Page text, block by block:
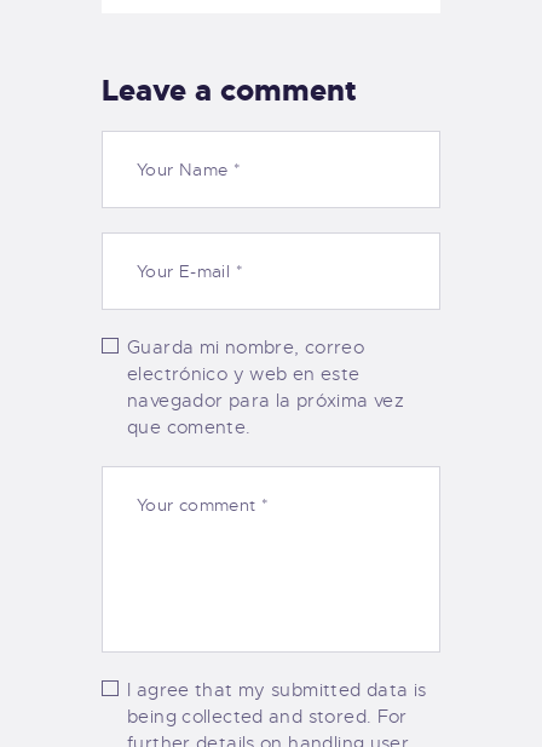
Leave a comment
Guarda mi nombre, correo
electrónico y web en este
navegador para la próxima vez
que comente.
I agree that my submitted data is
being collected and stored. For